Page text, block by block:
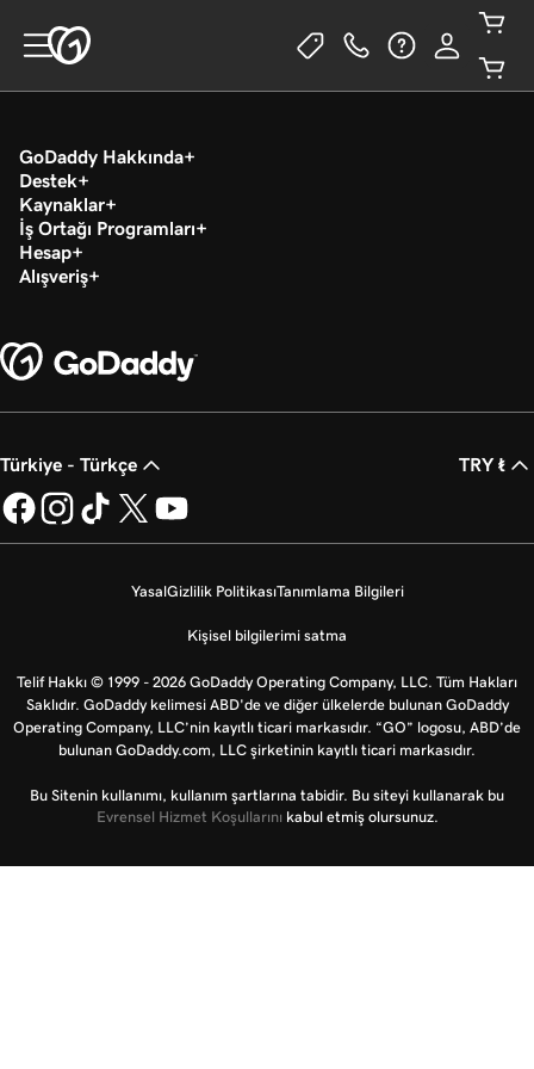
GoDaddy Hakkında
Destek
Kaynaklar
İş Ortağı Programları
Hesap
Alışveriş
Türkiye - Türkçe TRY ₺
YasalGizlilik PolitikasıTanımlama Bilgileri
Kişisel bilgilerimi satma
Telif Hakkı © 1999 - 2026 GoDaddy Operating Company, LLC. Tüm Hakları
Saklıdır. GoDaddy kelimesi ABD'de ve diğer ülkelerde bulunan GoDaddy
Operating Company, LLC’nin kayıtlı ticari markasıdır. “GO” logosu, ABD’de
bulunan GoDaddy.com, LLC şirketinin kayıtlı ticari markasıdır.
Bu Sitenin kullanımı, kullanım şartlarına tabidir. Bu siteyi kullanarak bu
Evrensel Hizmet Koşullarını kabul etmiş olursunuz.